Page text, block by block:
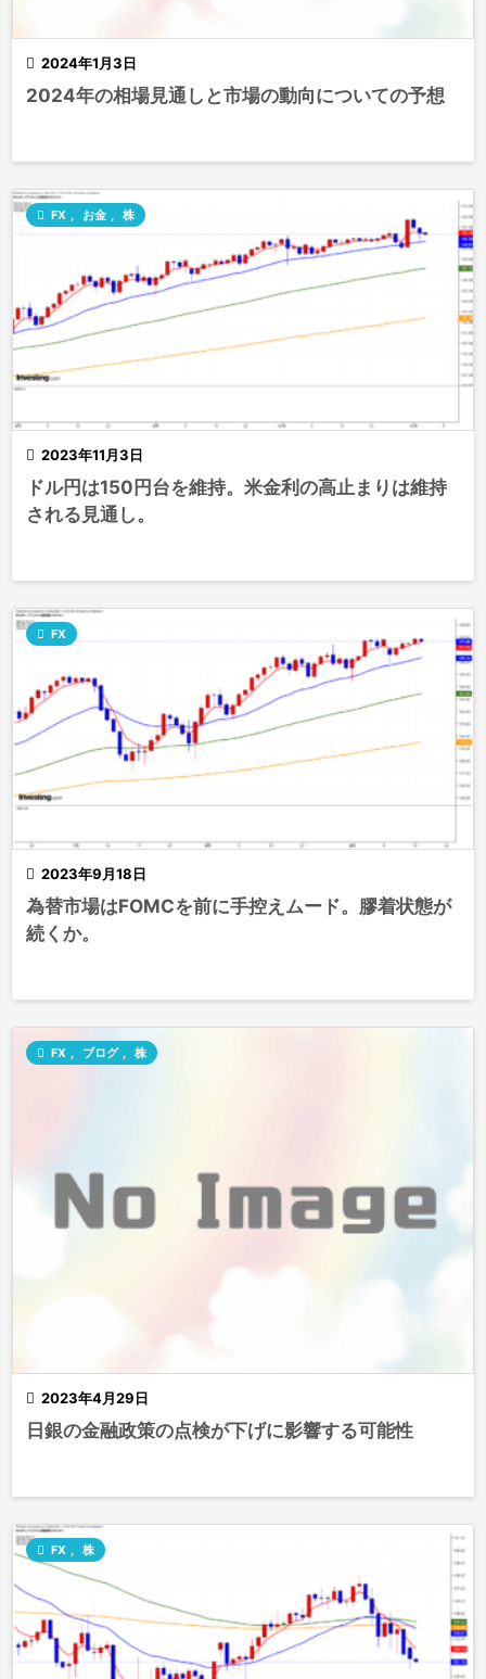
 2024年1月3日
2024年の相場見通しと市場の動向についての予想
 2023年11月3日
 FX , お金 , 株
ドル円は150円台を維持。米金利の高止まりは維持
される見通し。
 2023年9月18日
 FX
為替市場はFOMCを前に手控えムード。膠着状態が
続くか。
 2023年4月29日
 FX ブログ 株
日銀の金融政策の点検が下げに影響する可能性
 FX 株